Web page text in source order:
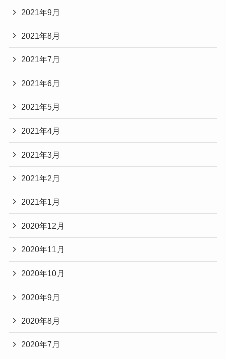
2021年9月
2021年8月
2021年7月
2021年6月
2021年5月
2021年4月
2021年3月
2021年2月
2021年1月
2020年12月
2020年11月
2020年10月
2020年9月
2020年8月
2020年7月